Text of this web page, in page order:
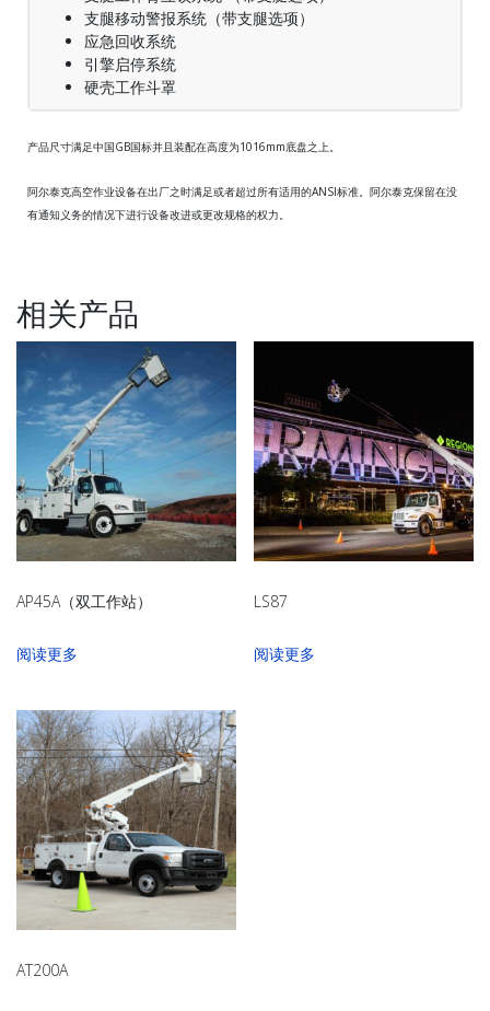
支腿移动警报系统（带支腿选项）
应急回收系统
引擎启停系统
硬壳工作斗罩
产品尺寸满足中国GB国标并且装配在高度为1016mm底盘之上。
阿尔泰克高空作业设备在出厂之时满足或者超过所有适用的ANSI标准。阿尔泰克保留在没
有通知义务的情况下进行设备改进或更改规格的权力。
相关产品
AP45A（双工作站）
阅读更多
LS87
阅读更多
AT200A